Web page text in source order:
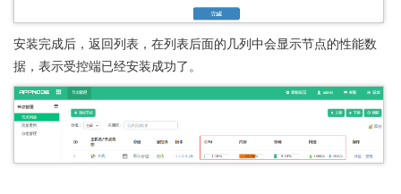
安装完成后，返回列表，在列表后面的几列中会显示节点的性能数
据，表示受控端已经安装成功了。